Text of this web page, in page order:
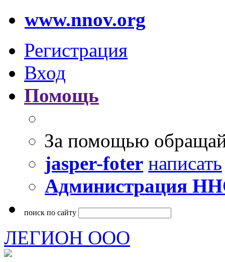
www.nnov.org
Регистрация
Вход
Помощь
За помощью
jasper-foter написать
Администрация
поиск по сайту
ЛЕГИОН ООО